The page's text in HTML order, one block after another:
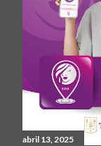
abril 13, 2025